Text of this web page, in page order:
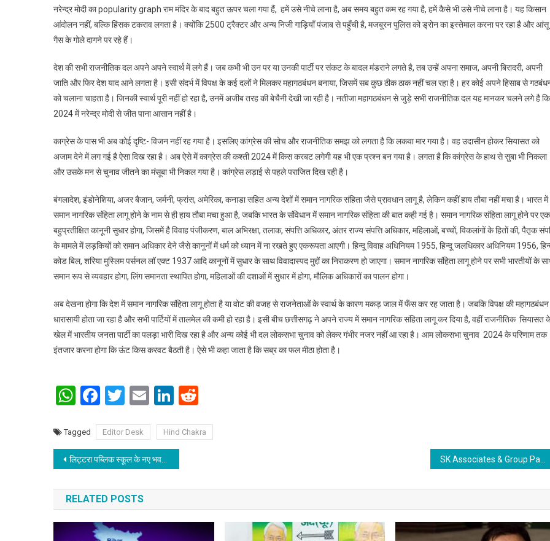
नरेन्द्र मोदी का popularity graph राम मंदिर के बाद बहुत ऊपर चला गया हैं, हमें उसे नीचे लाना है, अब समय बहुत कम रह गया है, हमें कैसे भी उसे नीचे लाना है। यह किसान
आंदोलन नहीं, बल्कि हिंसक टकराव लगता है। क्योंकि 2500 ट्रैक्टर और अन्य निजी गाड़ियाँ पंजाब से पहुँची है, मजबूरन पुलिस को ड्रोन का इस्तेमाल करना पर रहा है और आंसू
गैस के गोले दागने पर रहे हैं।
देश की सभी राजनीतिक दल अपने अपने स्वार्थ में लगे हैं। जब कभी भी उन पर या उनकी पार्टी पर संकट के बादल मंडराने लगते है, तब उन्हें अपना समाज, अपनी बिरादरी, अपनी
जाति और फिर देश याद आने लगता है। इसी संदर्भ में विपक्ष के कई दलों ने मिलकर महागठबंधन बनाया, जिसमें सब कुछ ठीक ठाक नहीं चल रहा है। हर कोई अपने हिसाब से
को चलाना चाहता है। जिनकी स्वार्थ पूरी नहीं हो रहा है, उनमें अजीब तरह की बेचैनी देखी जा रही है। नतीजा महागठबंधन से जुड़े सभी राजनीतिक दल यह मानकर चलने लगे है कि
2024 में नरेन्द्र मोदी से जीत पाना आसान नहीं है।
काग्रेस के पास भी अब कोई दृष्टि- विजन नहीं रह गया है। इसलिए कांग्रेस की सोच और राजनीतिक समझ को लगता है कि लकवा मार गया है। वह उदासीन होकर सियासत को
अजाम देने में लग गई है ऐसा दिख रहा है। अब ऐसे में काग्रेस की कश्ती 2024 में किस करबट लगेगी यह भी एक प्रश्न बन गया है। लगता है कि कांग्रेस के हाथ से सुबा भी निकला
और उसके मन से चुनाव जीतने का मंसूबा भी निकल गया है। कांग्रेस लड़ाई से पहले पराजित दिख रही है।
बंगलादेश, इंडोनेशिया, अजर बैजान, जर्मनी, फ्रांस, अमेरिका, कनाडा सहित अन्य देशों में समान नागरिक संहिता जैसे प्रावधान लागू है, लेकिन कहीं हाय तौबा नहीं मचा है। भारत में
समान नागरिक संहिता लागू होने के नाम से ही हाय तौबा मचा हुआ है, जबकि भारत के संविधान में समान नागरिक संहिता की बात कही गई है। समान नागरिक संहिता लागू होने पर एक
बहुप्रतीक्षित कानूनी सुधार होगा, जिसमें है विवाह पंजीकरण, बाल अभिरक्षा, तलाक, संपत्ति अधिकार, अंतर राज्य संपत्ति अधिकार, महिलाओं, बच्चों, विकलांगों के हितों की, पैतृक
के मामले में लड़कियों को समान अधिकार देने जैसे कानूनों में धर्म को ध्यान में ना रखते हुए एकरूपता आएगी। हिन्दू विवाह अधिनियम 1955, हिन्दू जलधिकार अधिनियम 1956,
कोड बिल, शरिया मुस्लिम पर्सनल लॉ एक्ट 1937 आदि कानूनों में सुधार के साथ विवादास्पद मुद्दों का निराकरण हो जाएगा। समान नागरिक संहिता लागू होने पर सभी भारतीयों के
समान रूप से व्यवहार होगा, लिंग समानता स्थापित होगा, महिलाओं की दशाओं में सुधार में होगा, मौलिक अधिकारों का पालन होगा।
अब देखना होगा कि देश में समान नागरिक संहिता लागू होता है या वोट की वजह से राजनेताओं के स्वार्थ के कारण मकड़ जाल में फँस कर रह जाता है। जबकि विपक्ष की महागठबंधन
धारासायी होता जा रहा है और सभी पार्टियों में तालमेल की कमी हो रहा है। इसी बीच छत्तीसगढ़ ने अपने राज्य में समान नागरिक संहिता लागू कर दिया है, वहीं राजनीतिक सियासत
खेल में भारतीय जनता पार्टी का पलड़ा भारी दिख रहा है और अन्य कोई भी दल लोकसभा चुनाव को लेकर गंभीर नजर नहीं आ रहा है। आम लोकसभा चुनाव 2024 के परिणाम तक
इंतजार करना होगा कि ऊंट किस करवट बैठती है। ऐसे भी कहा जाता है कि सब्र का फल मीठा होता है।
WhatsApp
Facebook
Twitter
EmailLinkedIn
Tagged Editor Desk Hind Chakra
Post navigation
लिट्टरा पब्लिक स्कूल के नए भवन का हुआ उद्घाटन, बिहार शिक्षा व्यवस्था में दिखेंगे कई परिवर्तन
RELATED POSTS